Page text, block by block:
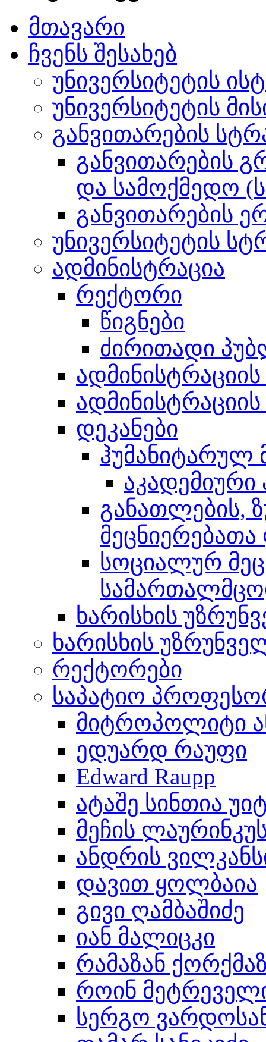
მთავარი
ჩვენს შესახებ
უნივერსიტეტის
უნივერსიტეტის
განვითარების
განვითარების
და სამოქმედო
განვითარების
უნივერსიტეტის
ადმინისტრაცია
რექტორი
წიგნები
ძირითადი
დეკანები
ჰუმანიტარულ
განათლების,
სოციალურ
ხარისხის
ხარისხის
რექტორები
საპატიო
მიტროპოლიტი
ედუარდ რაუფი
Edward Raupp
ატაშე სინთია
მეჩის
ანდრის
დავით ყოლბაია
გივი ღამბაშიძე
იან მალიცკი
რამაზან
როინ
სერგო